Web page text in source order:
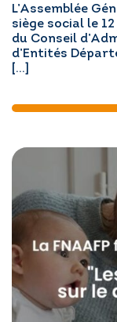
L’Assemblée
siège social le
du Conseil
d’Entités
[…]